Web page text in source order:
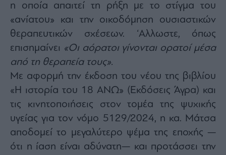
By
submitting
email,
you
agree
our
Terms
Privacy
You
opt
out
any
This
site
is
protected
by
reCAPTCHA
η οποία απαιτεί τη ρήξη με το στίγμα του
«ανίατου» και την οικοδόμηση ουσιαστικών
θεραπευτικών σχέσεων. ‘Αλλωστε, όπως
επισημαίνει «Οι αόρατοι γίνονται ορατοί μέσα
από τη θεραπεία τους».
Με αφορμή την έκδοση του νέου της βιβλίου
«Η ιστορία του 18 ΑΝΩ» (Εκδόσεις Άγρα) και
τις κινητοποιήσεις στον τομέα της ψυχικής
υγείας για τον νόμο 5129/2024, η κα. Μάτσα
αποδομεί το μεγαλύτερο ψέμα της εποχής —
ότι η ίαση είναι αδύνατη— και προτάσσει την